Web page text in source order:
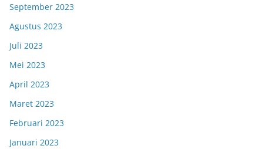
September 2023
Agustus 2023
Juli 2023
Mei 2023
April 2023
Maret 2023
Februari 2023
Januari 2023